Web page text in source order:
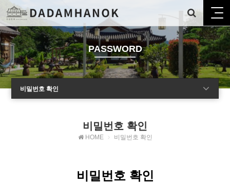
PASSWORD
비밀번호 확인
비밀번호 확인
HOME 비밀번호 확인
비밀번호 확인